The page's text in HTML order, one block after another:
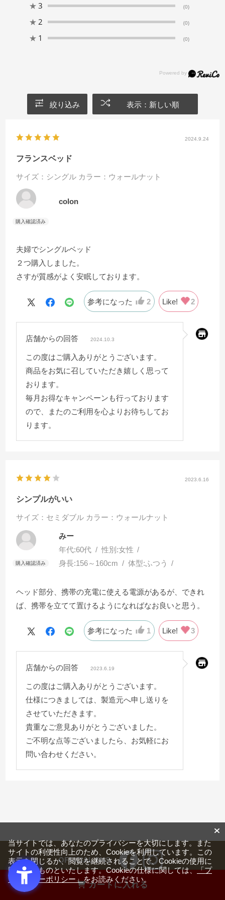
カートに入れる
★ 3 (0)
★ 2 (0)
★ 1 (0)
絞り込み 表示：新しい順
2024.9.24
フランスベッド
サイズ：シングル カラー：ウォールナット
colon
夫婦でシングルベッド
２つ購入しました。
さすが質感がよく安眠しております。
参考になった 2 Like! 2
店舗からの回答 2024.10.3
この度はご購入ありがとうございます。
商品をお気に召していただき嬉しく思って
おります。
毎月お得なキャンペーンも行っております
ので、またのご利用を心よりお待ちしてお
ります。
2023.6.16
シンプルがいい
サイズ：セミダブル カラー：ウォールナット
みー
年代:60代 性別:女性
身長:156～160cm 体型:ふつう
ヘッド部分、携帯の充電に使える電源があるが、できれ
ば、携帯を立てて置けるようになればなお良いと思う。
参考になった 1 Like! 3
店舗からの回答 2023.6.19
この度はご購入ありがとうございます。
仕様につきましては、製造元へ申し送りを
させていただきます。
貴重なご意見ありがとうございました。
ご不明な点等ございましたら、お気軽にお
問い合わせください。
OFFICIAL SNS
ご利用ガイド・お問い合わせ
当サイトでは、あなたのプライバシーを大切にします。また
サイトの利便性向上のため、Cookieを利用しています。この
表示を閉じるか、閲覧を継続されることで、Cookieの使用に
同意するものといたします。Cookieの仕様に関しては、「プ
ライバシーポリシー」をお読みください。